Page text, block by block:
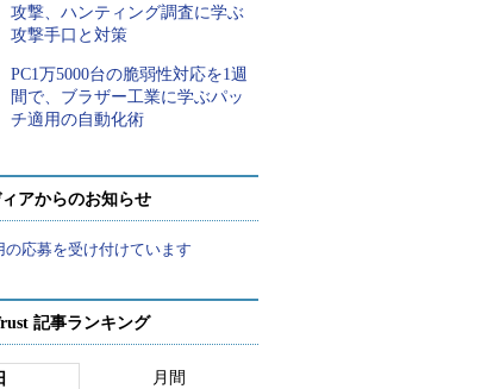
攻撃、ハンティング調査に学ぶ
攻撃手口と対策
PC1万5000台の脆弱性対応を1週
間で、ブラザー工業に学ぶパッ
チ適用の自動化術
アからのお知らせ
の応募を受け付けています
記事ランキング
月間